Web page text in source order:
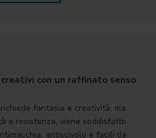
con un raffinato senso
fantasia e creatività, ma
e resistenza, viene soddisfatto
antiscivolo e facili da